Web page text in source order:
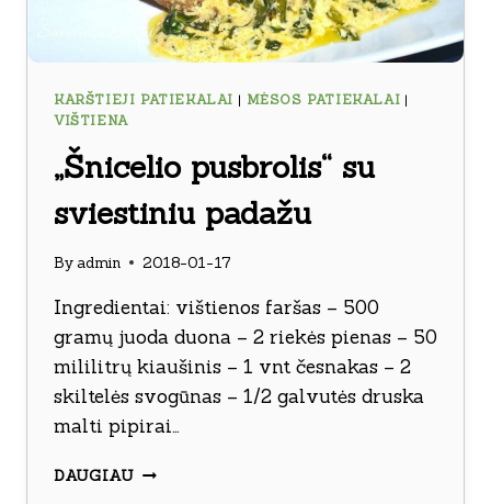
KARŠTIEJI PATIEKALAI | MĖSOS PATIEKALAI |
VIŠTIENA
„Šnicelio pusbrolis“ su
sviestiniu padažu
By admin 2018-01-17
Ingredientai: vištienos faršas – 500
gramų juoda duona – 2 riekės pienas – 50
mililitrų kiaušinis – 1 vnt česnakas – 2
skiltelės svogūnas – 1/2 galvutės druska
malti pipirai…
DAUGIAU„ŠNICELIO